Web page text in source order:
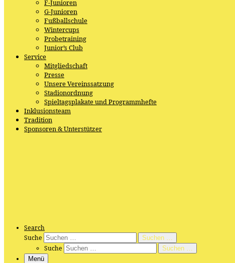
F-Junioren
G-Junioren
Fußballschule
Wintercups
Probetraining
Junior’s Club
Service
Mitgliedschaft
Presse
Unsere Vereinssatzung
Stadionordnung
Spieltagsplakate und Programmhefte
Inklusionsteam
Tradition
Sponsoren & Unterstützer
Search
Suche
Suchen …
Suche
Suchen …
Menü